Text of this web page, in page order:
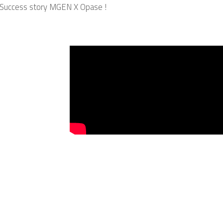
story MGEN X Opase !